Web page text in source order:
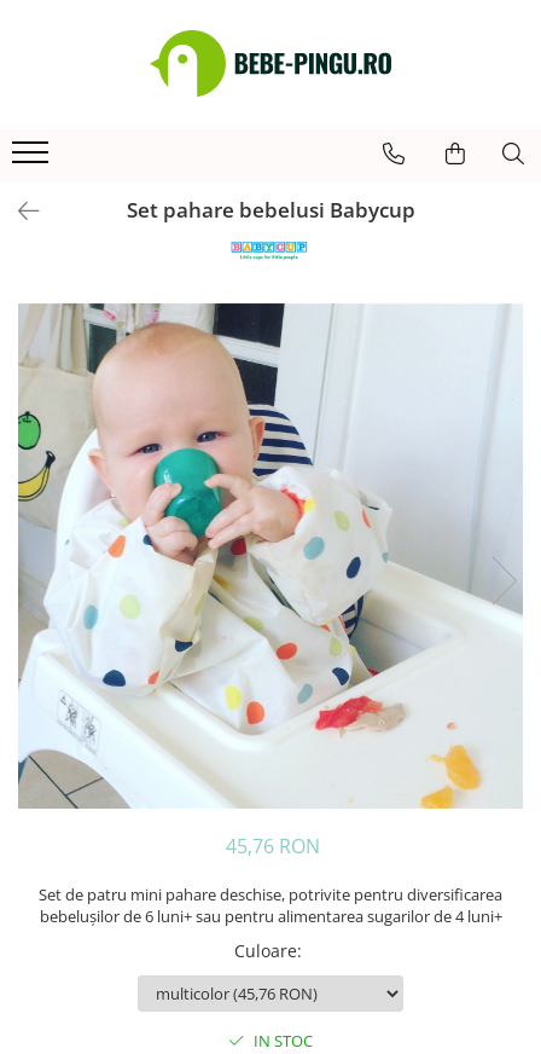
Tacamuri copii si bebelusi
Cani si pahare bebelusi
Accesorii scaun antilop
Accesorii bucatarie
Set pahare bebelusi Babycup
45,76 RON
Set de patru mini pahare deschise, potrivite pentru diversificarea
bebelușilor de 6 luni+ sau pentru alimentarea sugarilor de 4 luni+
Culoare:
IN STOC